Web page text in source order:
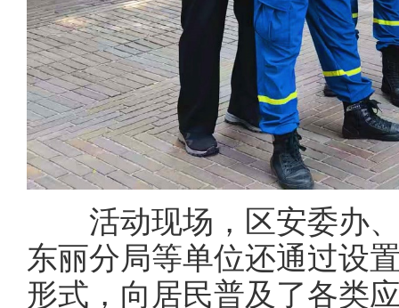
活动现场，区安委办、
东丽分局等单位还通过设
形式，向居民普及了各类